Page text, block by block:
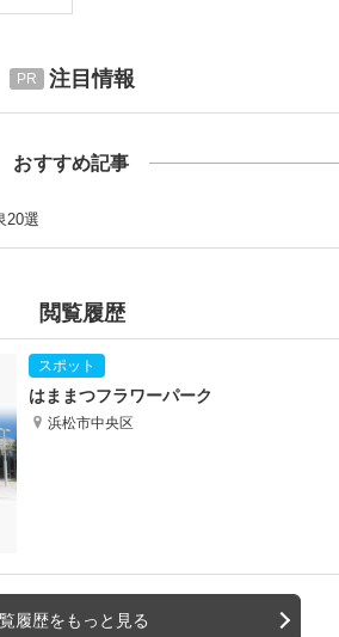
注目情報
おすすめ記事
20選
閲覧履歴
はままつフラワーパーク
浜松市中央区
履歴をもっと見る